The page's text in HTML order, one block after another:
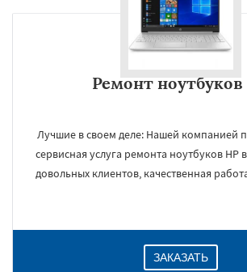
Ремонт ноутбуков
Лучшие в своем деле: Нашей компанией
сервисная услуга ремонта ноутбуков HP
довольных клиентов, качественная
ЗАКАЗАТЬ